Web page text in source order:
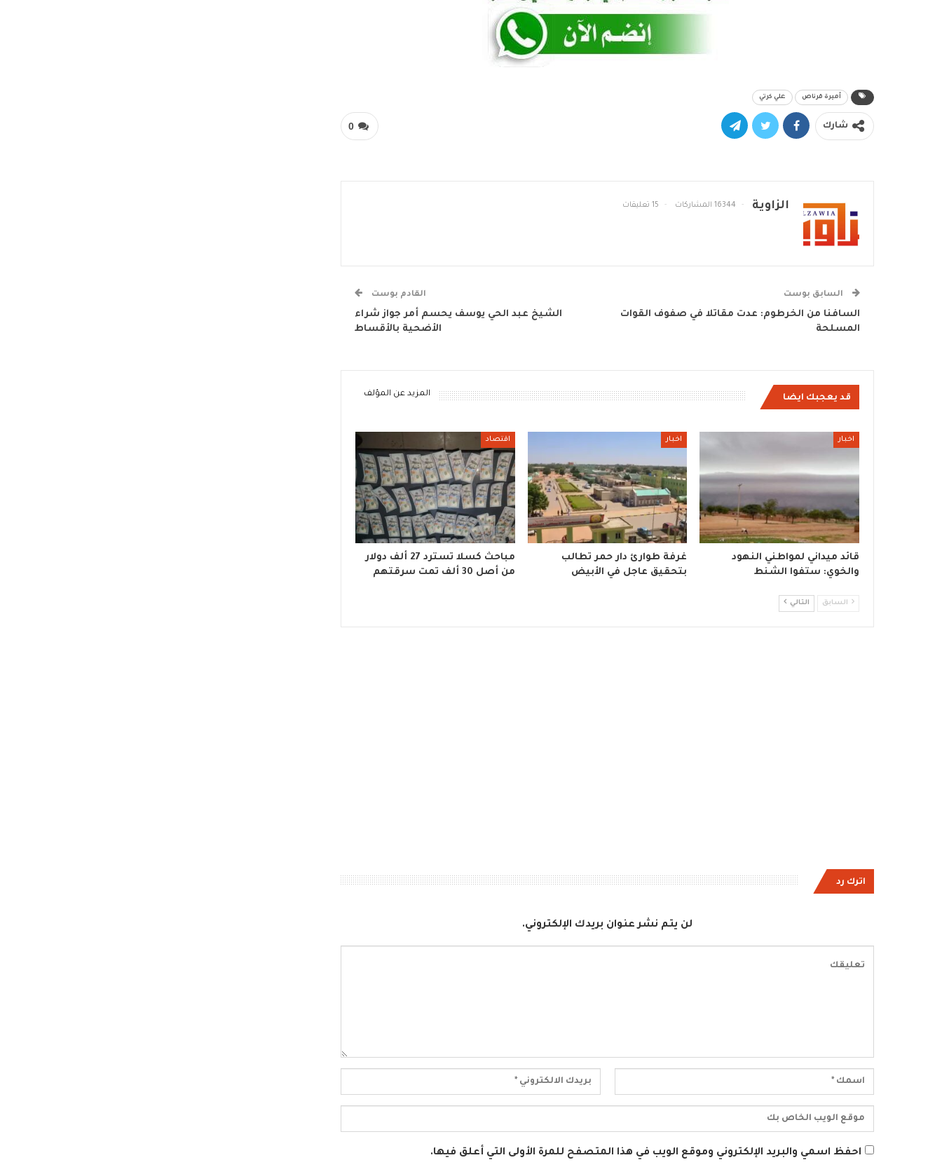
أميرة قرناص علي كرتي
0 شارك
الزاوية 16344 المشاركات 15 تعليقات
السابق بوست
السافنا من الخرطوم: عدت مقاتلا في صفوف القوات
المسلحة
القادم بوست
الشيخ عبد الحي يوسف يحسم أمر جواز شراء
الأضحية بالأقساط
قد يعجبك ايضا المزيد عن المؤلف
اخبار
قائد ميداني لمواطني النهود
والخوي: ستفوا الشنط
اخبار
غرفة طوارئ دار حمر تطالب
بتحقيق عاجل في الأبيض
اقتصاد
مباحث كسلا تسترد 27 ألف دولار
من أصل 30 ألف تمت سرقتهم
السابق التالي
اترك رد
لن يتم نشر عنوان بريدك الإلكتروني.
احفظ اسمي والبريد الإلكتروني وموقع الويب في هذا المتصفح للمرة الأولى التي أعلق فيها.